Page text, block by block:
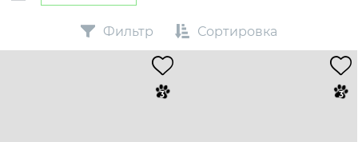
Фильтр Сортировка